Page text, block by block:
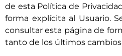
de esta Política de
forma explícita al Usuario.
consultar esta página de
tanto de los últimos